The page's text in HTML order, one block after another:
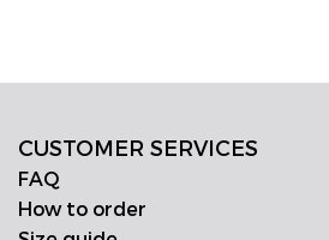
CUSTOMER SERVICES
FAQ
How to order